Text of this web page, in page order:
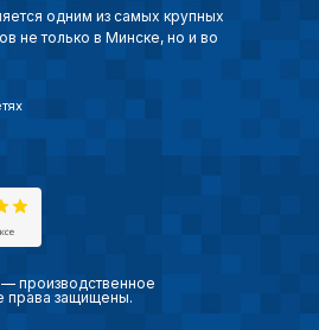
одним из самых крупных
не только в Минске, но и во
производственное
права защищены.